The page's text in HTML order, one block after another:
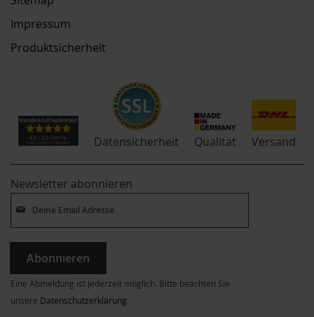
Impressum
Produktsicherheit
Datensicherheit Qualität Versand
Newsletter abonnieren
Abonnieren
Eine Abmeldung ist jederzeit möglich. Bitte beachten Sie
unsere Datenschutzerklärung.